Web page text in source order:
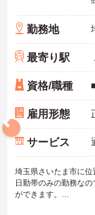
勤務地
最寄り駅
資格/職種
雇用形態
サービス
埼玉県さいたま市に位
日勤帯のみの勤務な
ができます。